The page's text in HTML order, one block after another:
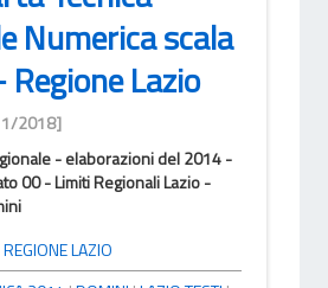
Numerica scala
Lazio
2018]
- elaborazioni del 2014 -
00 - Limiti Regionali Lazio -
REGIONE LAZIO